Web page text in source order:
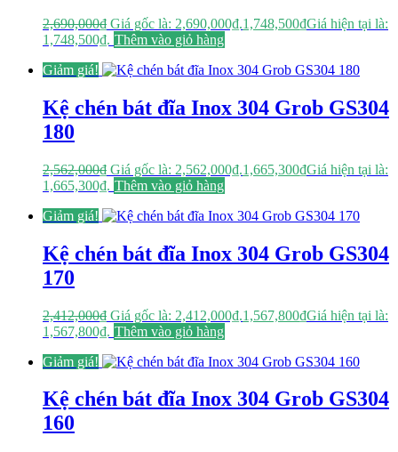
2,690,000₫ Giá gốc là: 2,690,000₫.1,748,500₫Giá hiện tại là:
1,748,500₫. Thêm vào giỏ hàng
Giảm giá!
Kệ chén bát đĩa Inox 304 Grob GS304
180
2,562,000₫ Giá gốc là: 2,562,000₫.1,665,300₫Giá hiện tại là:
1,665,300₫. Thêm vào giỏ hàng
Giảm giá!
Kệ chén bát đĩa Inox 304 Grob GS304
170
2,412,000₫ Giá gốc là: 2,412,000₫.1,567,800₫Giá hiện tại là:
1,567,800₫. Thêm vào giỏ hàng
Giảm giá!
Kệ chén bát đĩa Inox 304 Grob GS304
160